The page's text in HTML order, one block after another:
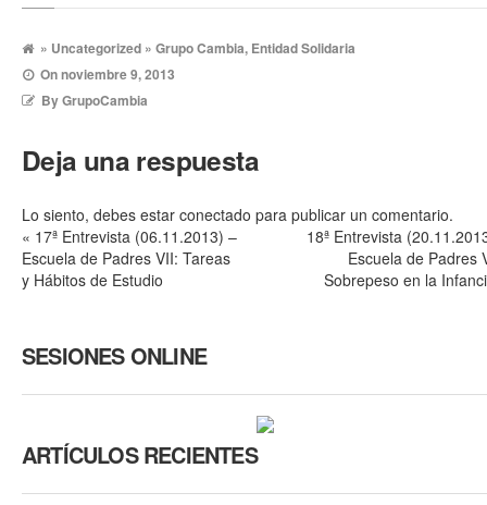
» Uncategorized » Grupo Cambia, Entidad Solidaria
Onnoviembre 9, 2013
ByGrupoCambia
Deja una respuesta
Lo siento, debes estar conectado para publicar un comentario.
« 17ª Entrevista (06.11.2013) –
Escuela de Padres VII: Tareas
y Hábitos de Estudio
18ª Entrevista
Escuela de Padres
Sobrepeso en la
SESIONES ONLINE
ARTÍCULOS RECIENTES